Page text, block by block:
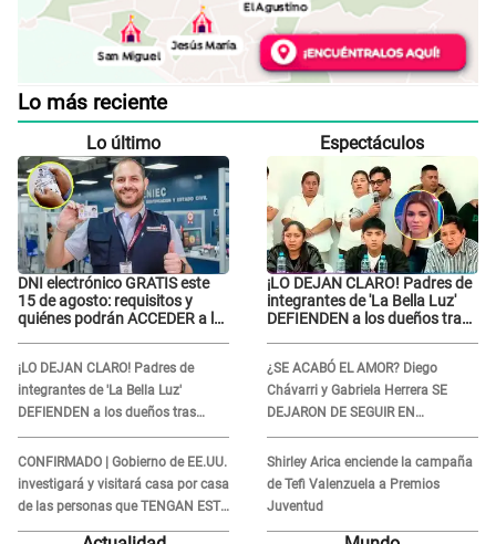
Lo más reciente
Lo último
DNI electrónico GRATIS este
15 de agosto: requisitos y
quiénes podrán ACCEDER a la
¡LO DEJAN CLARO! Padres de
integrantes de 'La Bella Luz'
DEFIENDEN a los dueños tras
denuncia: “Nunca vimos nada...”
CONFIRMADO | Gobierno de EE.UU.
investigará y visitará casa por casa
de las personas que TENGAN ESTE
TRABAJO
Espectáculos
¡LO DEJAN CLARO! Padres de
integrantes de 'La Bella Luz'
DEFIENDEN a los dueños tras
¿SE ACABÓ EL AMOR? Diego
Chávarri y Gabriela Herrera SE
DEJARON DE SEGUIR EN
INSTAGRAM y él ANUNCIÓ SU
RENUNCIA A SU PODCAST
Shirley Arica enciende la campaña
de Tefi Valenzuela a Premios
Juventud